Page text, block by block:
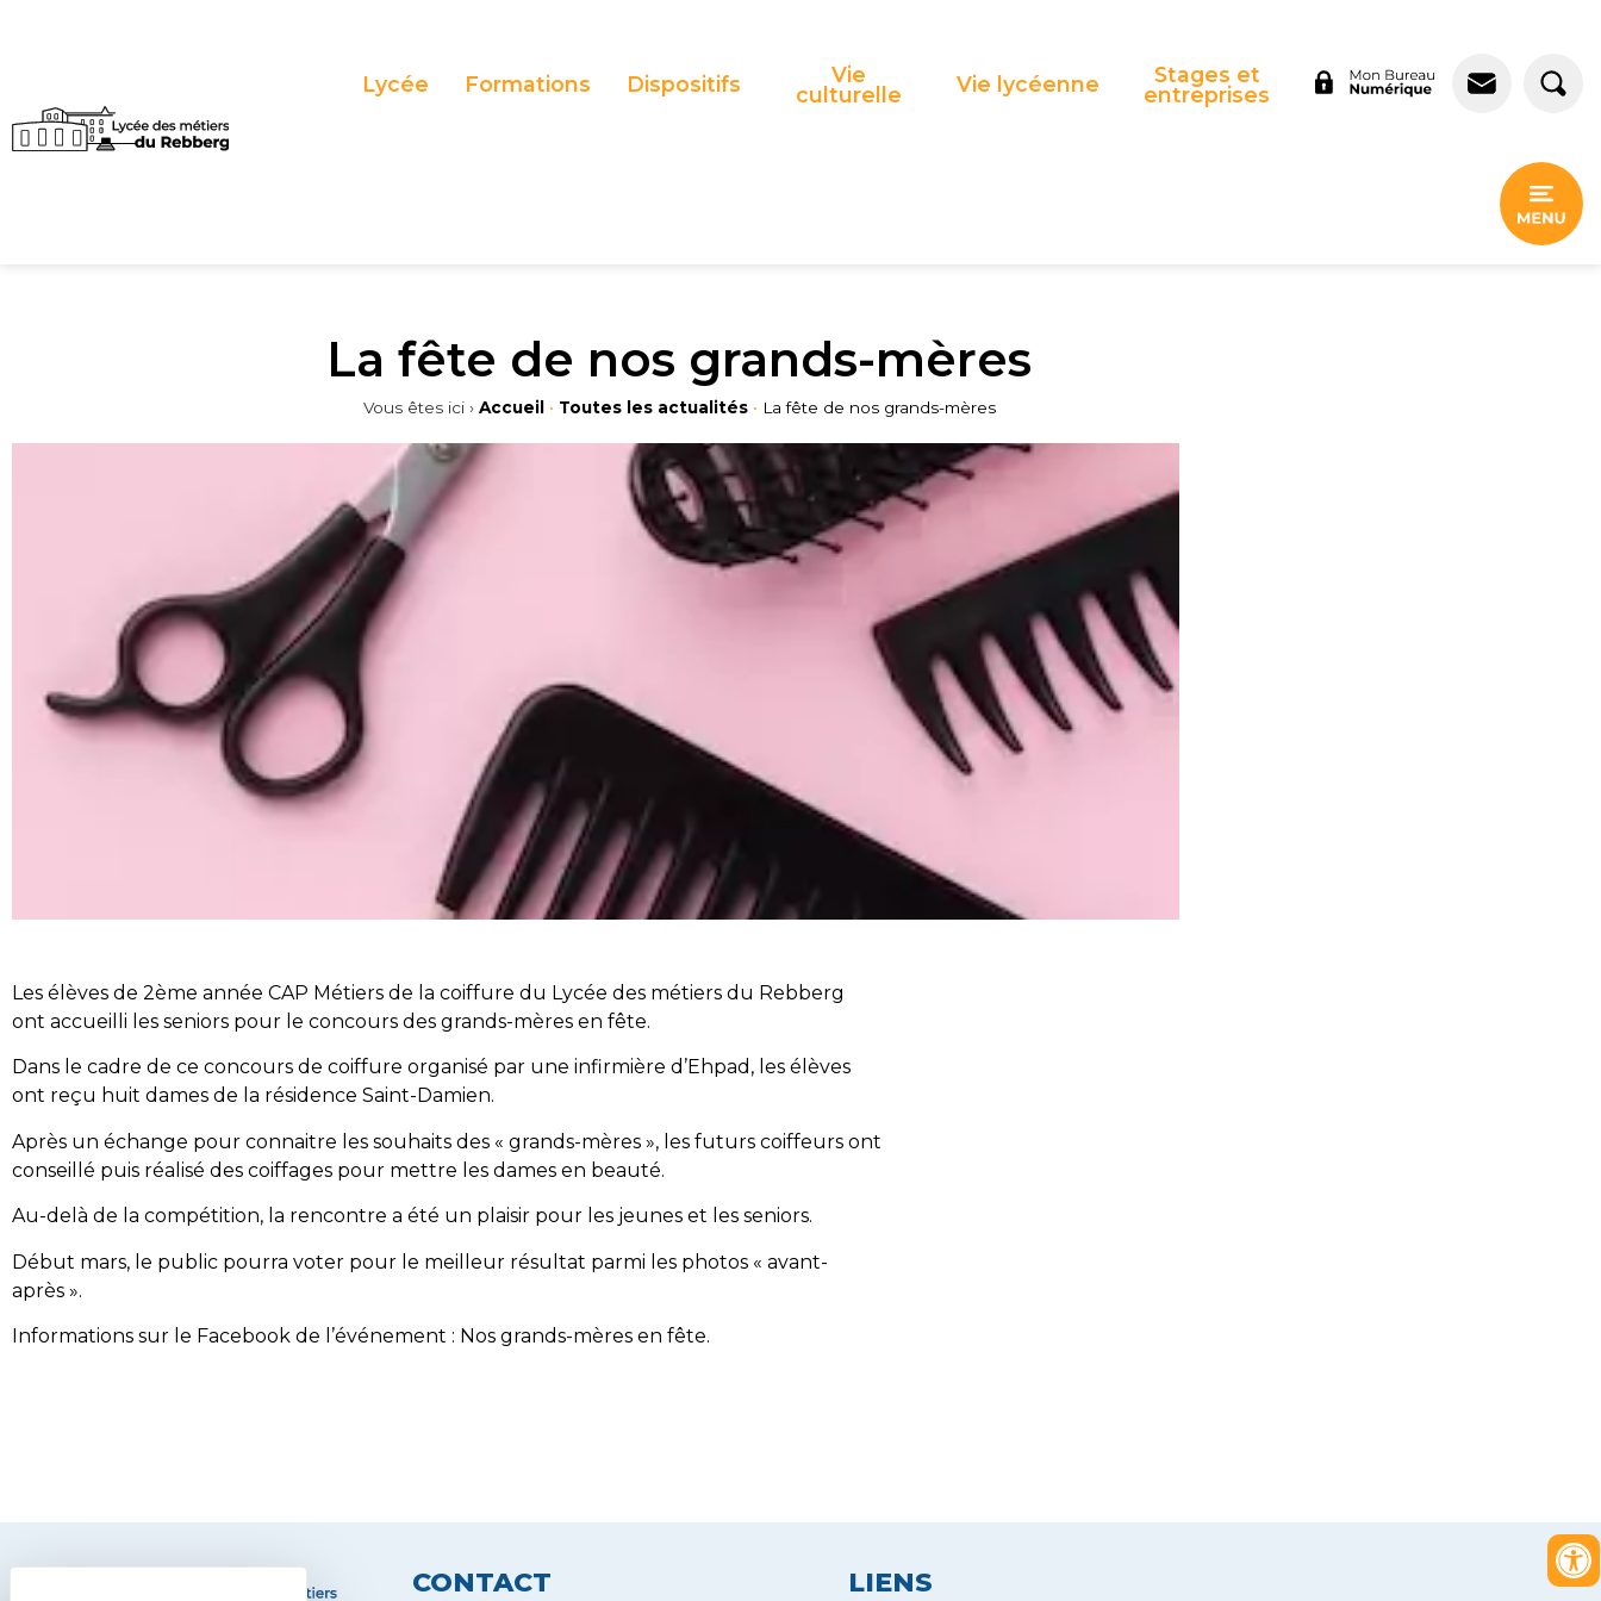
Lycée Formations Dispositifs
Vie
culturelle
Vie lycéenne
Stages et
entreprises
La fête de nos grands-mères
Vous êtes ici › Accueil • Toutes les actualités• La fête de nos grands-mères
Les élèves de 2ème année CAP Métiers de la coiffure du Lycée des métiers du Rebberg
ont accueilli les seniors pour le concours des grands-mères en fête.
Dans le cadre de ce concours de coiffure organisé par une infirmière d’Ehpad, les élèves
ont reçu huit dames de la résidence Saint-Damien.
Après un échange pour connaitre les souhaits des « grands-mères », les futurs coiffeurs ont
conseillé puis réalisé des coiffages pour mettre les dames en beauté.
Au-delà de la compétition, la rencontre a été un plaisir pour les jeunes et les seniors.
Début mars, le public pourra voter pour le meilleur résultat parmi les photos « avant-
après ».
Informations sur le Facebook de l’événement : Nos grands-mères en fête.
CONTACT LIENS